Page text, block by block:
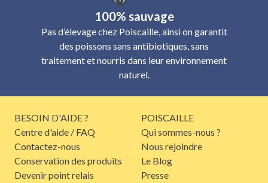
100% sauvage
Pas d’élevage chez Poiscaille, ainsi on garantit
des poissons sans antibiotiques, sans
traitement et nourris dans leur environnement
naturel.
BESOIN D'AIDE ?
Centre d'aide / FAQ
Contactez-nous
Conservation des produits
Devenir point relais
POISCAILLE
Qui sommes-nous ?
Nous rejoindre
Le Blog
Presse